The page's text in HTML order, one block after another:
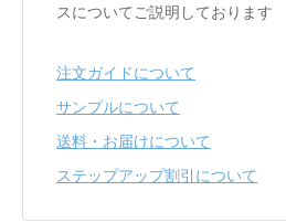
スについてご説明しております
注文ガイドについて
サンプルについて
送料・お届けについて
ステップアップ割引について